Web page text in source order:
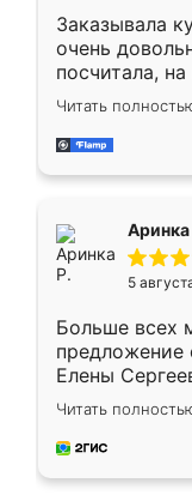
Заказывала
очень
посчитала,
Замерщик
делу со всей
за день,
Читать
Аринка
5
Больше всех
предложение
Елены
короткие
для замера
предложил
Читать